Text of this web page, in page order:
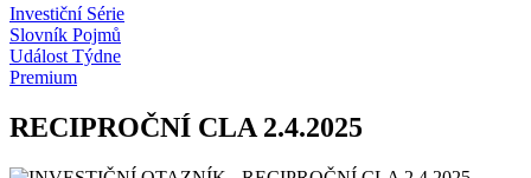
Investiční Série
Slovník Pojmů
Událost Týdne
Premium
RECIPROČNÍ CLA 2.4.2025